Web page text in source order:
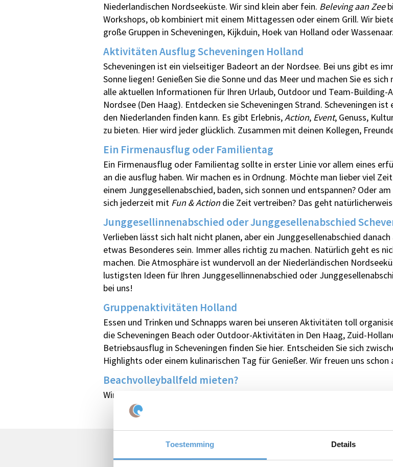
Toestemming Details
Niederlandischen Nordseeküste. Wir sind klein aber fein. Beleving aan Zee
Workshops, ob kombiniert mit einem Mittagessen oder einem Grill. Wir
große Gruppen in Scheveningen, Kijkduin, Hoek van Holland oder Wassenaar.
Aktivitäten Ausflug Scheveningen Holland
Scheveningen ist ein vielseitiger Badeort an der Nordsee. Bei uns gibt es
Sonne liegen! Genießen Sie die Sonne und das Meer und machen Sie es
alle aktuellen Informationen für Ihren Urlaub, Outdoor und Team-Building-
Nordsee (Den Haag). Entdecken sie Scheveningen Strand. Scheveningen
den Niederlanden finden kann. Es gibt Erlebnis,Action, Event, Genuss,
zu bieten. Hier wird jeder glücklich. Zusammen mit deinen Kollegen,
Ein Firmenausflug oder Familientag
Ein Firmenausflug oder Familientag sollte in erster Linie vor allem eines
an die ausflug haben. Wir machen es in Ordnung. Möchte man lieber viel
einem Junggesellenabschied, baden, sich sonnen und entspannen? Oder
sich jederzeit mit Fun & Action die Zeit vertreiben? Das geht
Junggesellinnenabschied oder Junggesellenabschied
Verlieben lässt sich halt nicht planen, aber ein Junggesellenabschied
etwas Besonderes sein. Immer alles richtig zu machen. Natürlich geht es
machen. Die Atmosphäre ist wundervoll an der Niederländischen
lustigsten Ideen für Ihren Junggesellinnenabschied oder
bei uns!
Gruppenaktivitäten Holland
Essen und Trinken und Schnapps waren bei unseren Aktivitäten toll
die Scheveningen Beach oder Outdoor-Aktivitäten in Den Haag, Zuid-
Betriebsausflug in Scheveningen finden Sie hier. Entscheiden Sie sich
Highlights oder einem kulinarischen Tag für Genießer. Wir freuen uns
Beachvolleyballfeld mieten?
Wir berechnen €127,50 pro Feld.